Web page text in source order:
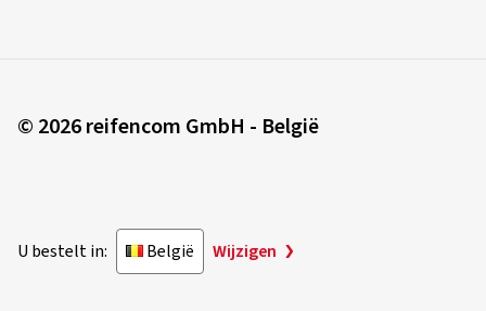
© 2026 reifencom GmbH - België
U bestelt in: België Wijzigen